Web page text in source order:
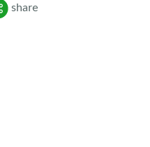
Поделиться
share